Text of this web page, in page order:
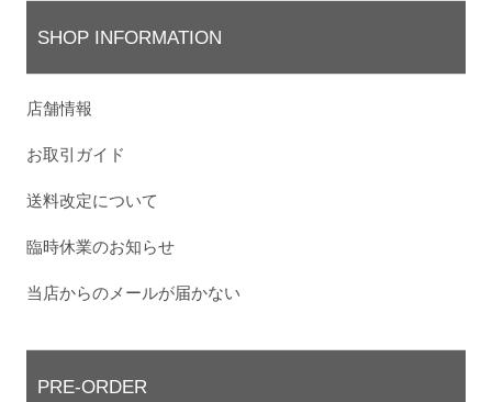
SHOP INFORMATION
店舗情報
お取引ガイド
送料改定について
臨時休業のお知らせ
当店からのメールが届かない
PRE-ORDER